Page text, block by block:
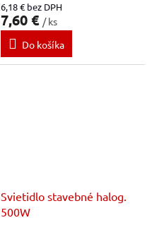
6,18 € bez DPH
7,60 € / ks
Do košíka
Svietidlo stavebné halog.
500W